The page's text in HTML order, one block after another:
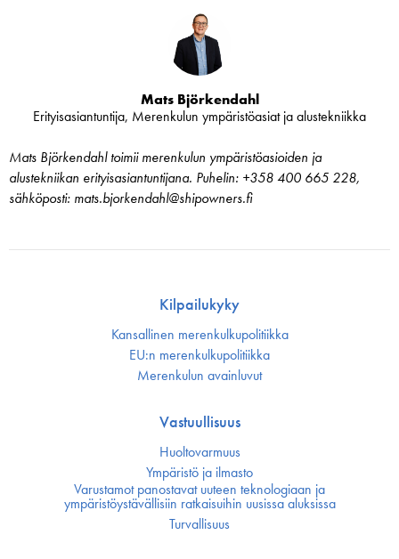
Mats Björkendahl
Erityisasiantuntija, Merenkulun ympäristöasiat ja alustekniikka
Mats Björkendahl toimii merenkulun ympäristöasioiden ja
alustekniikan erityisasiantuntijana. Puhelin: +358 400 665 228,
sähköposti: mats.bjorkendahl@shipowners.fi
Kilpailukyky
Kansallinen merenkulku­politiikka
EU:n merenkulku­politiikka
Merenkulun avainluvut
Vastuullisuus
Huoltovarmuus
Ympäristö ja ilmasto
Varustamot panostavat uuteen teknologiaan ja
ympäristöystävällisiin ratkaisuihin uusissa aluksissa
Turvallisuus